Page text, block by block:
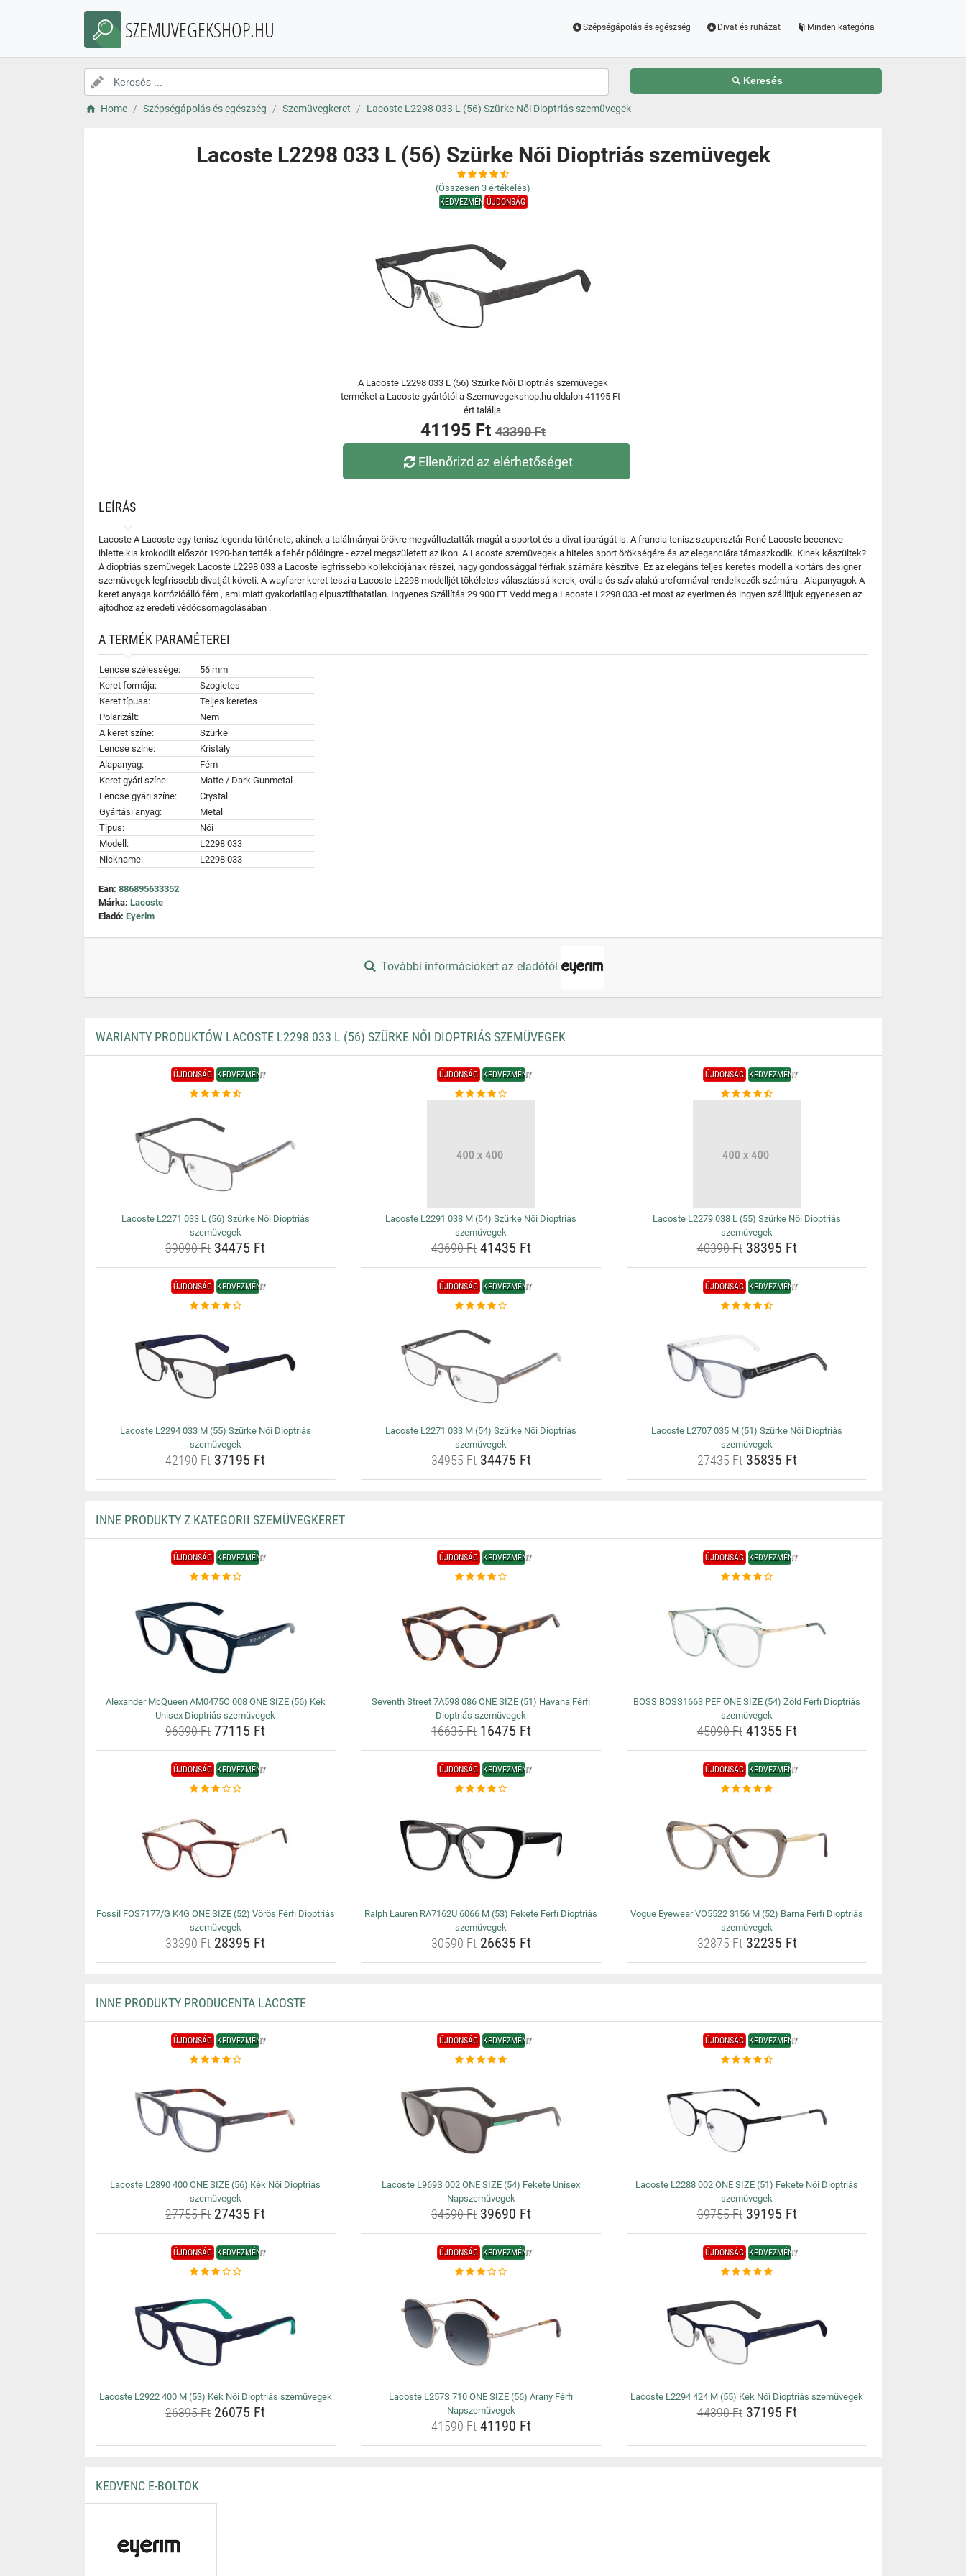
SZEMUVEGEKSHOP.HU Szépségápolás és egészség Divat és ruházat Minden kategória
Keresés
Home Szépségápolás és egészség Szemüvegkeret Lacoste L2298 033 L (56) Szürke Női Dioptriás szemüvegek
Lacoste L2298 033 L (56) Szürke Női Dioptriás szemüvegek
(Összesen 3 értékelés)
KEDVEZMÉNYÚJDONSÁG
A Lacoste L2298 033 L (56) Szürke Női Dioptriás szemüvegek
terméket a Lacoste gyártótól a Szemuvegekshop.hu oldalon 41195 Ft -
ért találja.
41195 Ft 43390 Ft
Ellenőrizd az elérhetőséget
LEÍRÁS
Lacoste A Lacoste egy tenisz legenda története, akinek a találmányai örökre megváltoztatták magát a sportot és a divat iparágát is. A francia tenisz szupersztár René Lacoste beceneve
ihlette kis krokodilt először 1920-ban tették a fehér pólóingre - ezzel megszületett az ikon. A Lacoste szemüvegek a hiteles sport örökségére és az eleganciára támaszkodik. Kinek készültek?
A dioptriás szemüvegek Lacoste L2298 033 a Lacoste legfrissebb kollekciójának részei, nagy gondossággal férfiak számára készítve. Ez az elegáns teljes keretes modell a kortárs designer
szemüvegek legfrissebb divatját követi. A wayfarer keret teszi a Lacoste L2298 modelljét tökéletes választássá kerek, ovális és szív alakú arcformával rendelkezők számára . Alapanyagok A
keret anyaga korrózióálló fém , ami miatt gyakorlatilag elpusztíthatatlan. Ingyenes Szállítás 29 900 FT Vedd meg a Lacoste L2298 033 -et most az eyerimen és ingyen szállítjuk egyenesen az
ajtódhoz az eredeti védőcsomagolásában .
A TERMÉK PARAMÉTEREI
Lencse szélessége:
56 mm
Keret formája:
Szogletes
Keret típusa:
Teljes keretes
Polarizált:
Nem
A keret színe:
Szürke
Lencse színe:
Kristály
Alapanyag:
Fém
Keret gyári színe:
Matte / Dark Gunmetal
Lencse gyári színe:
Crystal
Gyártási anyag:
Metal
Típus:
Női
Modell:
L2298 033
Nickname:
L2298 033
Ean: 886895633352
Márka: Lacoste
Eladó: Eyerim
További információkért az eladótól
WARIANTY PRODUKTÓW LACOSTE L2298 033 L (56) SZÜRKE NŐI DIOPTRIÁS SZEMÜVEGEK
ÚJDONSÁG KEDVEZMÉNY
Lacoste L2271 033 L (56) Szürke Női Dioptriás
szemüvegek
39090 Ft34475 Ft
ÚJDONSÁG KEDVEZMÉNY
Lacoste L2291 038 M (54) Szürke Női Dioptriás
szemüvegek
43690 Ft41435 Ft
ÚJDONSÁG KEDVEZMÉNY
Lacoste L2279 038 L (55) Szürke Női Dioptriás
szemüvegek
40390 Ft38395 Ft
ÚJDONSÁG KEDVEZMÉNY
Lacoste L2294 033 M (55) Szürke Női Dioptriás
szemüvegek
42190 Ft37195 Ft
ÚJDONSÁG KEDVEZMÉNY
Lacoste L2271 033 M (54) Szürke Női Dioptriás
szemüvegek
34955 Ft34475 Ft
ÚJDONSÁG KEDVEZMÉNY
Lacoste L2707 035 M (51) Szürke Női Dioptriás
szemüvegek
27435 Ft35835 Ft
INNE PRODUKTY Z KATEGORII SZEMÜVEGKERET
ÚJDONSÁG KEDVEZMÉNY
Alexander McQueen AM0475O 008 ONE SIZE (56) Kék
Unisex Dioptriás szemüvegek
96390 Ft77115 Ft
ÚJDONSÁG KEDVEZMÉNY
Seventh Street 7A598 086 ONE SIZE (51) Havana Férfi
Dioptriás szemüvegek
16635 Ft16475 Ft
ÚJDONSÁG KEDVEZMÉNY
BOSS BOSS1663 PEF ONE SIZE (54) Zöld Férfi Dioptriás
szemüvegek
45090 Ft41355 Ft
ÚJDONSÁG KEDVEZMÉNY
Fossil FOS7177/G K4G ONE SIZE (52) Vörös Férfi Dioptriás
szemüvegek
33390 Ft28395 Ft
ÚJDONSÁG KEDVEZMÉNY
Ralph Lauren RA7162U 6066 M (53) Fekete Férfi Dioptriás
szemüvegek
30590 Ft26635 Ft
ÚJDONSÁG KEDVEZMÉNY
Vogue Eyewear VO5522 3156 M (52) Barna Férfi Dioptriás
szemüvegek
32875 Ft32235 Ft
INNE PRODUKTY PRODUCENTA LACOSTE
ÚJDONSÁG KEDVEZMÉNY
Lacoste L2890 400 ONE SIZE (56) Kék Női Dioptriás
szemüvegek
27755 Ft27435 Ft
ÚJDONSÁG KEDVEZMÉNY
Lacoste L969S 002 ONE SIZE (54) Fekete Unisex
Napszemüvegek
34590 Ft39690 Ft
ÚJDONSÁG KEDVEZMÉNY
Lacoste L2288 002 ONE SIZE (51) Fekete Női Dioptriás
szemüvegek
39755 Ft39195 Ft
ÚJDONSÁG KEDVEZMÉNY
Lacoste L2922 400 M (53) Kék Női Dioptriás szemüvegek
26395 Ft26075 Ft
ÚJDONSÁG KEDVEZMÉNY
Lacoste L257S 710 ONE SIZE (56) Arany Férfi
Napszemüvegek
41590 Ft41190 Ft
ÚJDONSÁG KEDVEZMÉNY
Lacoste L2294 424 M (55) Kék Női Dioptriás szemüvegek
44390 Ft37195 Ft
KEDVENC E-BOLTOK